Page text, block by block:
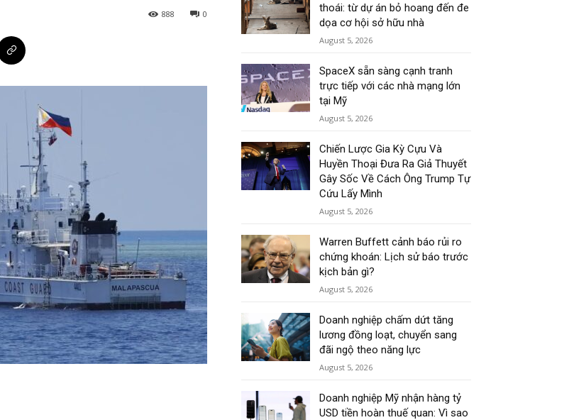
0
888
thoái: từ dự án bỏ hoang đến đe
dọa cơ hội sở hữu nhà
August 5, 2026
SpaceX sẵn sàng cạnh tranh
trực tiếp với các nhà mạng lớn
tại Mỹ
August 5, 2026
Chiến Lược Gia Kỳ Cựu Và
Huyền Thoại Đưa Ra Giả Thuyết
Gây Sốc Về Cách Ông Trump Tự
Cứu Lấy Mình
August 5, 2026
Warren Buffett cảnh báo rủi ro
chứng khoán: Lịch sử báo trước
kịch bản gì?
August 5, 2026
Doanh nghiệp chấm dứt tăng
lương đồng loạt, chuyển sang
đãi ngộ theo năng lực
August 5, 2026
Doanh nghiệp Mỹ nhận hàng tỷ
USD tiền hoàn thuế quan: Vì sao